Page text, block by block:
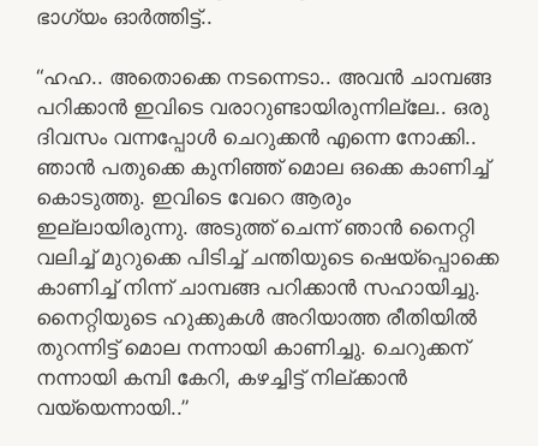
ഭാഗ്യം ഓർത്തിട്ട്..
“ഹഹ.. അതൊക്കെ നടന്നെടാ.. അവൻ ചാമ്പങ്ങ
പറിക്കാൻ ഇവിടെ വരാറുണ്ടായിരുന്നില്ലേ.. ഒരു
ദിവസം വന്നപ്പോൾ ചെറുക്കൻ എന്നെ നോക്കി..
ഞാൻ പതുക്കെ കുനിഞ്ഞ് മൊല ഒക്കെ കാണിച്ച്
കൊടുത്തു. ഇവിടെ വേറെ ആരും
ഇല്ലായിരുന്നു. അടുത്ത് ചെന്ന് ഞാൻ നൈറ്റി
വലിച്ച് മുറുക്കെ പിടിച്ച് ചന്തിയുടെ ഷെയ്പ്പൊക്കെ
കാണിച്ച് നിന്ന് ചാമ്പങ്ങ പറിക്കാൻ സഹായിച്ചു.
നൈറ്റിയുടെ ഹുക്കുകൾ അറിയാത്ത രീതിയിൽ
തുറന്നിട്ട് മൊല നന്നായി കാണിച്ചു. ചെറുക്കന്
നന്നായി കമ്പി കേറി, കഴച്ചിട്ട് നില്ക്കാൻ
വയ്യെന്നായി..”